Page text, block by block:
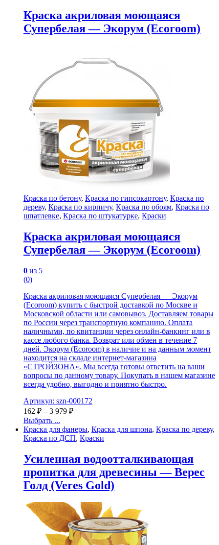
Краска акриловая моющаяся
Супербелая — Экорум (Ecoroom)
Краска по бетону, Краска по гипсокартону, Краска по
дереву, Краска по кирпичу, Краска по обоям, Краска по
шпатлевке, Краска по штукатурке, Краски
Краска акриловая моющаяся
Супербелая — Экорум (Ecoroom)
0 из 5
(0)
Краска акриловая моющаяся Супербелая — Экорум
(Ecoroom) купить с быстрой доставкой по Москве и
Московской области или самовывоз. Доставляем товары
по России через транспортную компанию. Оплата
наличными, по квитанции через онлайн-банкинг или в
кассе любого банка. Возврат или обмен в течение 7
дней. Экорум (Ecoroom) в наличие и на данным момент
находится на складе интернет-магазина
«СТРОЙЗОНА». Мы всегда готовы ответить на ваши
вопросы по данному товару. Покупать в нашем магазине
всегда удобно, выгодно и приятно быстро.
Артикул: szn-000172
162 ₽ – 3 979 ₽
Выбрать ...
Краска для фанеры, Краска для шпона, Краска по дереву,
Краска по ДСП, Краски
Усиленная водоотталкивающая
пропитка для древесины — Верес
Голд (Veres Gold)